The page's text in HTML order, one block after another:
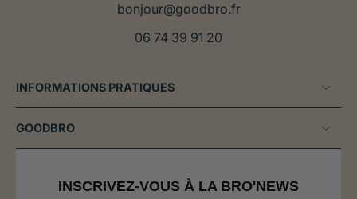
bonjour@goodbro.fr
06 74 39 91 20
INFORMATIONS PRATIQUES
GOODBRO
INSCRIVEZ-VOUS À LA BRO'NEWS